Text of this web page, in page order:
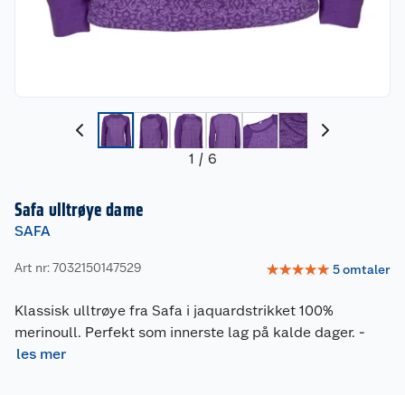
1 / 6
Safa ulltrøye dame
SAFA
Art nr: 7032150147529 ☆☆☆☆☆ 5omtaler
Klassisk ulltrøye fra Safa i jaquardstrikket 100%
merinoull. Perfekt som innerste lag på kalde dager. -
les mer